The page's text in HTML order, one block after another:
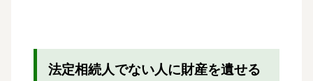
法定相続人でない人に財産を遺せる